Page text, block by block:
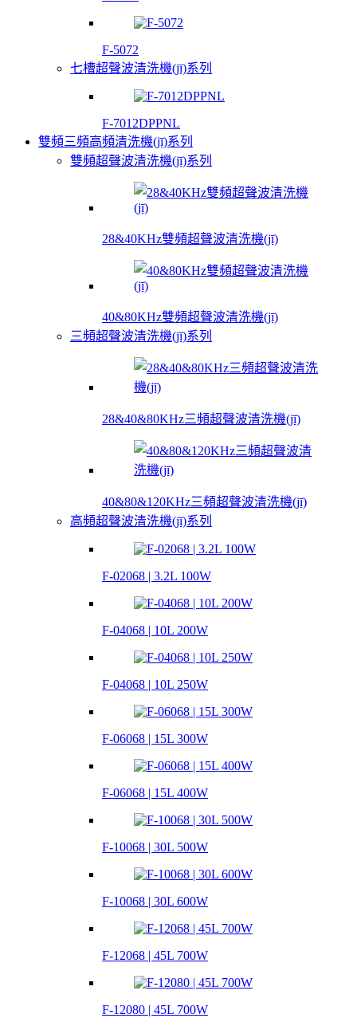
F-5072
七槽超聲波清洗機(jī)系列
F-7012DPPNL
雙頻三頻高頻清洗機(jī)系列
雙頻超聲波清洗機(jī)系列
28&40KHz雙頻超聲波清洗機(jī)
40&80KHz雙頻超聲波清洗機(jī)
三頻超聲波清洗機(jī)系列
28&40&80KHz三頻超聲波清洗機(jī)
40&80&120KHz三頻超聲波清洗機(jī)
高頻超聲波清洗機(jī)系列
F-02068 | 3.2L 100W
F-04068 | 10L 200W
F-04068 | 10L 250W
F-06068 | 15L 300W
F-06068 | 15L 400W
F-10068 | 30L 500W
F-10068 | 30L 600W
F-12068 | 45L 700W
F-12080 | 45L 700W